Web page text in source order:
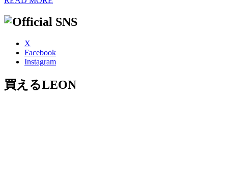
X
Facebook
Instagram
買えるLEON